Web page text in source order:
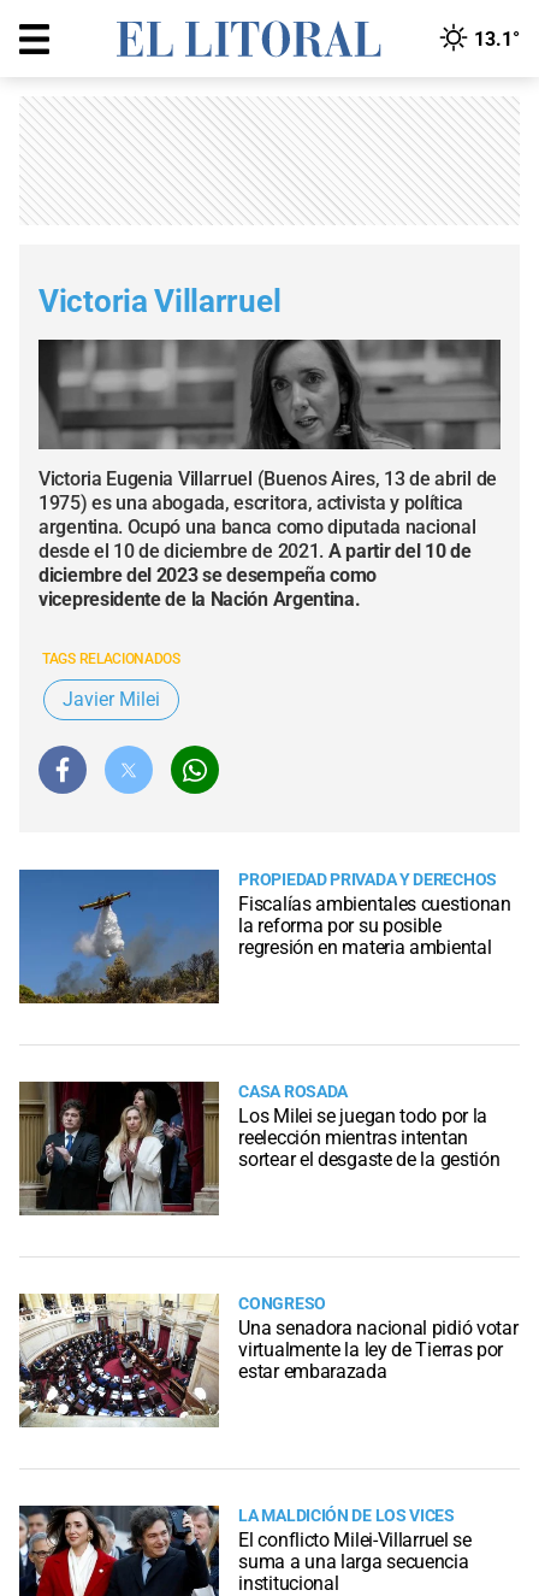
13.1°
Victoria Villarruel
Victoria Eugenia Villarruel (Buenos Aires, 13 de abril de
1975) es una abogada, escritora, activista y política
argentina. Ocupó una banca como diputada nacional
desde el 10 de diciembre de 2021. A partir del 10 de
diciembre del 2023 se desempeña como
vicepresidente de la Nación Argentina.
TAGS RELACIONADOS
Javier Milei
PROPIEDAD PRIVADA Y DERECHOS
Fiscalías ambientales cuestionan
la reforma por su posible
regresión en materia ambiental
CASA ROSADA
Los Milei se juegan todo por la
reelección mientras intentan
sortear el desgaste de la gestión
CONGRESO
Una senadora nacional pidió votar
virtualmente la ley de Tierras por
estar embarazada
LA MALDICIÓN DE LOS VICES
El conflicto Milei-Villarruel se
suma a una larga secuencia
institucional